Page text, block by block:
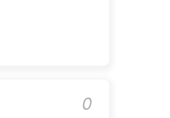
0